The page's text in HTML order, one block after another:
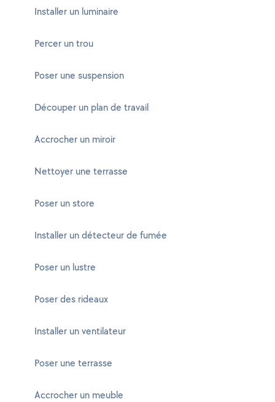
Installer un luminaire
Percer un trou
Poser une suspension
Découper un plan de travail
Accrocher un miroir
Nettoyer une terrasse
Poser un store
Installer un détecteur de fumée
Poser un lustre
Poser des rideaux
Installer un ventilateur
Poser une terrasse
Accrocher un meuble